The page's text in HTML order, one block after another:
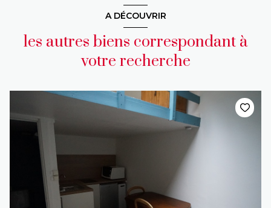
A DÉCOUVRIR
les autres biens correspondant à
votre recherche